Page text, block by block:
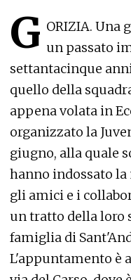
G ORIZIA. Una
un passato
settantacinque
quello della
appena volata in
organizzato la
giugno, alla quale
hanno indossato la
gli amici e i
un tratto della loro
famiglia di
L'appuntamento è